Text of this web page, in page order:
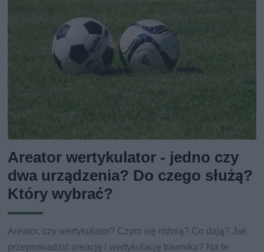
Areator wertykulator - jedno czy
dwa urządzenia? Do czego służą?
Który wybrać?
Areator, czy wertykulator? Czym się różnią? Co dają? Jak
przeprowadzić areację i wertykulację trawnika? Na te